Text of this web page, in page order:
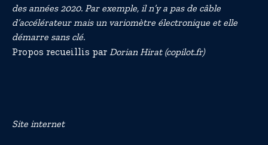
des années 2020. Par exemple, il n’y a pas de câble
d’accélérateur mais un variomètre électronique et elle
démarre sans clé.
Propos recueillis par Dorian Hirat(copilot.fr)
Site internet